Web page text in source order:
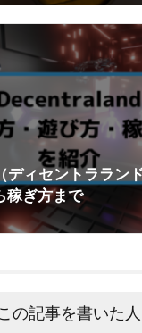
ディセントララン
稼ぎ方まで
の記事を書いた人